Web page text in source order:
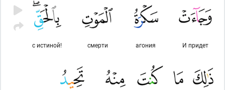
И придет
агония
смерти
с истиной!